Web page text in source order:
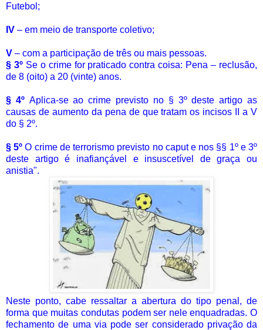
Futebol;
IV – em meio de transporte coletivo;
V – com a participação de três ou mais pessoas.
§ 3ºSe o crime for praticado contra coisa: Pena – reclusão,
de 8 (oito) a 20 (vinte) anos.
§ 4º Aplica-se ao crime previsto no § 3º deste artigo as
causas de aumento da pena de que tratam os incisos II a V
do § 2º.
§ 5º O crime de terrorismo previsto no caput e nos §§ 1º e 3º
deste artigo é inafiançável e insuscetível de graça ou
anistia".
Neste ponto, cabe ressaltar a abertura do tipo penal, de
forma que muitas condutas podem ser nele enquadradas. O
fechamento de uma via pode ser considerado privação da